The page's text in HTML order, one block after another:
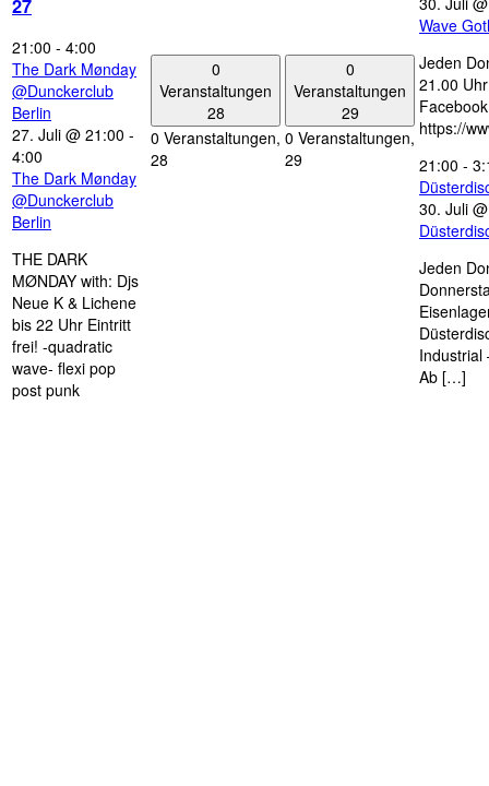
27
21:00 - 4:00
The Dark Mønday
@Dunckerclub
Berlin
27. Juli @ 21:00 -
4:00
The Dark Mønday
@Dunckerclub
Berlin
THE DARK
MØNDAY with: Djs
Neue K & Lichene
bis 22 Uhr Eintritt
frei! -quadratic
wave- flexi pop
post punk
0
Veranstaltungen
28
0 Veranstaltungen,
28
0
Veranstaltungen
29
0 Veranstaltungen,
29
Wave
Jeden
21.00
https://
21:00 -
30. Juli
Jeden
Industrial
Ab […]